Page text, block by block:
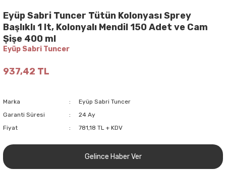
Eyüp Sabri Tuncer Tütün Kolonyası Sprey
Başlıklı 1 lt, Kolonyalı Mendil 150 Adet ve Cam
Şişe 400 ml
Eyüp Sabri Tuncer
937,42 TL
Marka
Eyüp Sabri Tuncer
Garanti Süresi
24 Ay
Fiyat
781,18 TL + KDV
Gelince Haber Ver